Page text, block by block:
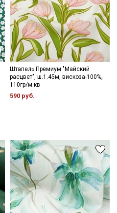
Штапель Премиум "Майский
расцвет", ш.1.45м, вискоза-100%,
110гр/м.кв
590 руб.